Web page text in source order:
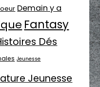
Demain y a
Fantasy
Dés
Jeunesse
Jeunesse